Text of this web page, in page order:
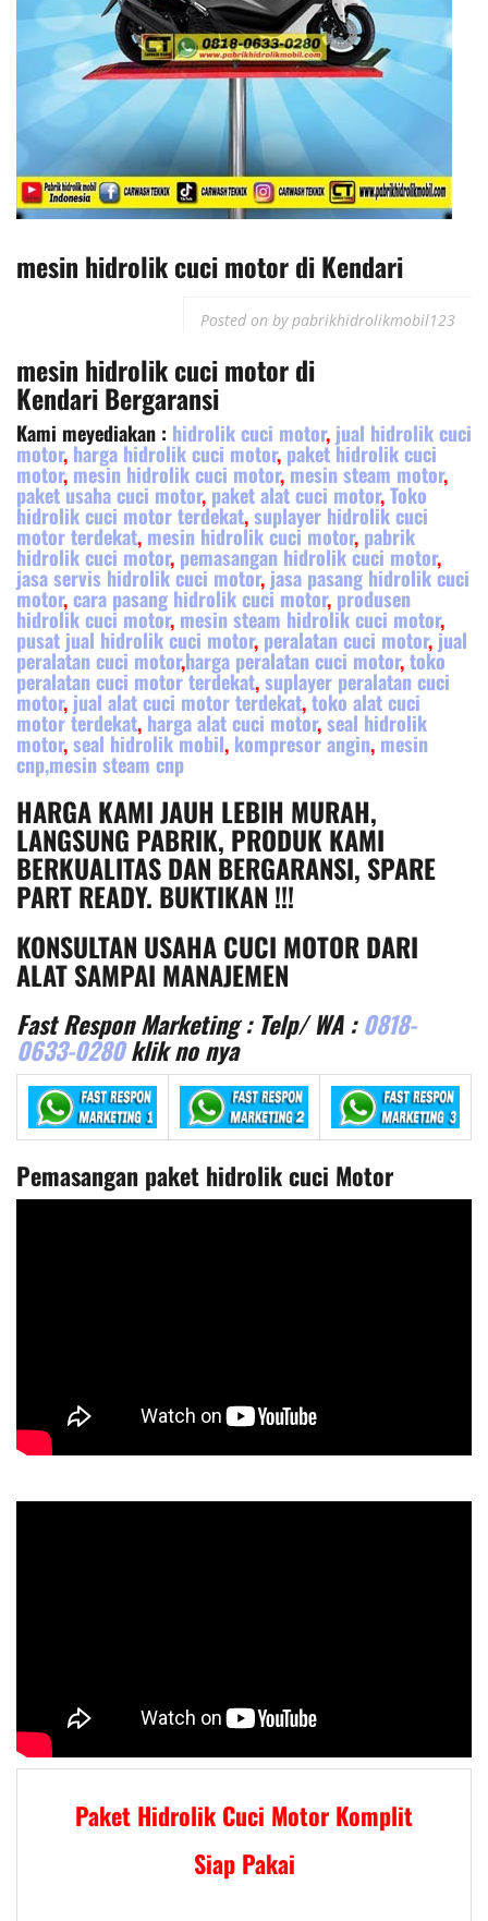
mesin hidrolik cuci motor di Kendari
Posted on bypabrikhidrolikmobil123
mesin hidrolik cuci motordi
KendariBergaransi
Kami meyediakan : hidrolik cuci motor, jual hidrolik cuci
motor, harga hidrolik cuci motor, paket hidrolik cuci
motor, mesin hidrolik cuci motor,mesin steam motor,
paket usaha cuci motor, paket alat cuci motor,Toko
hidrolik cuci motor terdekat,suplayer hidrolik cuci
motor terdekat, mesin hidrolik cuci motor, pabrik
hidrolik cuci motor, pemasangan hidrolik cuci motor,
jasa servis hidrolik cuci motor, jasa pasang hidrolik cuci
motor,cara pasang hidrolik cuci motor, produsen
hidrolik cuci motor, mesin steam hidrolik cuci motor,
pusat jual hidrolik cuci motor, peralatan cuci motor, jual
peralatan cuci motor,harga peralatan cuci motor,toko
peralatan cuci motor terdekat,suplayer peralatan cuci
motor, jual alat cuci motor terdekat,toko alat cuci
motor terdekat, harga alat cuci motor,seal hidrolik
motor,seal hidrolik mobil, kompresor angin, mesin
cnp,mesin steam cnp
HARGA KAMI JAUH LEBIH MURAH,
LANGSUNG PABRIK, PRODUK KAMI
BERKUALITAS DAN BERGARANSI, SPARE
PART READY. BUKTIKAN !!!
KONSULTAN USAHA CUCI MOTOR DARI
ALAT SAMPAI MANAJEMEN
Fast Respon Marketing : Telp/ WA :0818-
0633-0280klik no nya
Pemasangan paket hidrolik cuci Motor
Paket Hidrolik Cuci Motor Komplit
Siap Pakai